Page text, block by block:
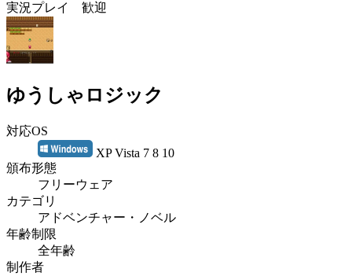
実況プレイ 歓迎
ゆうしゃロジック
対応OS
XP Vista 7 8 10
頒布形態
フリーウェア
カテゴリ
アドベンチャー・ノベル
年齢制限
全年齢
制作者